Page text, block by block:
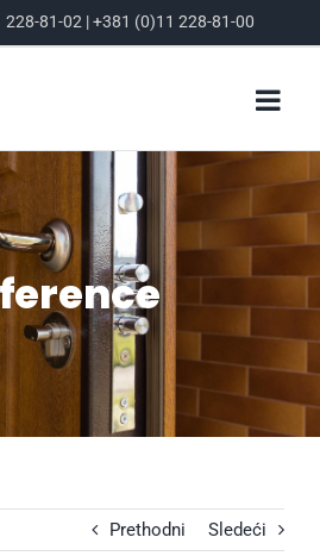
228-81-02|+381 (0)11 228-81-00
Prethodni Sledeći